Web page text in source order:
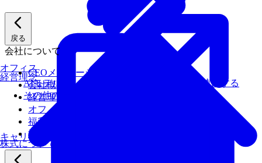
経営理念
AIモデルを、ターゲットハードウェアで最速にする
その他のサービス
株式について
オフィス
キャリアパス
戻る
会社について
CEOメッセージ
会社概要
経営理念
オフィス
福利厚生
業績